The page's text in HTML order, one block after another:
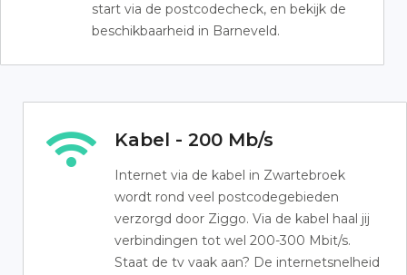
start via de postcodecheck, en bekijk de
beschikbaarheid in Barneveld.
Kabel - 200 Mb/s
Internet via de kabel in Zwartebroek
wordt rond veel postcodegebieden
verzorgd door Ziggo. Via de kabel haal jij
verbindingen tot wel 200-300 Mbit/s.
Staat de tv vaak aan? De internetsnelheid